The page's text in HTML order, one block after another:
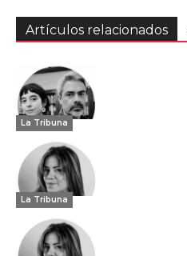
Artículos relacionados
La Tribuna
La Tribuna